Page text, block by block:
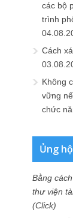
các bộ
trình
Cách
Không
vững
chức
Ủng
Bằng
thư viện
(Click)